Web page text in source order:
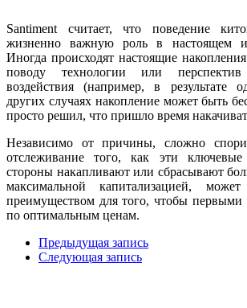
Santiment считает, что поведение
жизненно важную роль в настоящем
Иногда происходят настоящие
поводу технологии или перспектив
воздействия (например, в результате
других случаях накопление может быть
просто решил, что пришло время
Независимо от причины, сложно
отслеживание того, как эти ключевые
стороны накапливают или сбрасывают
максимальной капитализацией,
преимуществом для того, чтобы
по оптимальным ценам.
Предыдущая запись
Следующая запись